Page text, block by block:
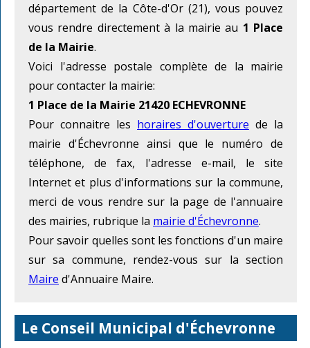
département de la Côte-d'Or (21), vous pouvez
vous rendre directement à la mairie au 1 Place
de la Mairie.
Voici l'adresse postale complète de la mairie
pour contacter la mairie:
1 Place de la Mairie 21420 ECHEVRONNE
Pour connaitre les horaires d'ouverture de la
mairie d'Échevronne ainsi que le numéro de
téléphone, de fax, l'adresse e-mail, le site
Internet et plus d'informations sur la commune,
merci de vous rendre sur la page de l'annuaire
des mairies, rubrique la mairie d'Échevronne.
Pour savoir quelles sont les fonctions d'un maire
sur sa commune, rendez-vous sur la section
Maire d'Annuaire Maire.
Le Conseil Municipal d'Échevronne